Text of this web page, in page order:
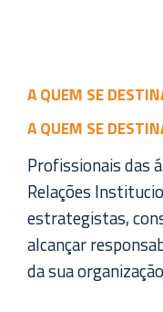
A QUEM SE
A QUEM SE
Profissionais das
Relações
estrategistas,
alcançar
da sua